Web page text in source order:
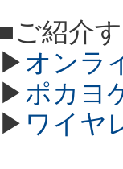
■ご紹介
▶ オンラ
▶ポカヨ
▶ ワイヤ